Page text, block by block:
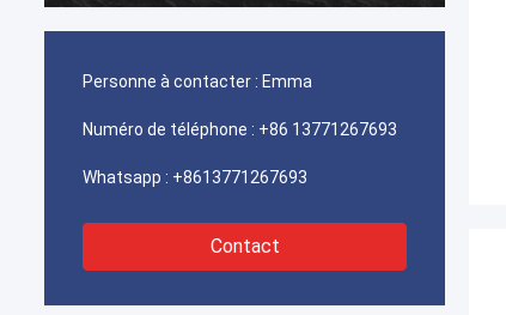
Personne à contacter : Emma
Numéro de téléphone : +86 13771267693
Whatsapp : +8613771267693
Contact